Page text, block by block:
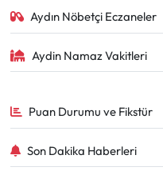
Aydın Nöbetçi Eczaneler
Aydin Namaz Vakitleri
Puan Durumu ve Fikstür
Son Dakika Haberleri